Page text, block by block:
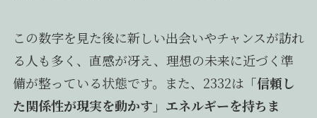
この数字を見た後に新しい出会いやチャンスが訪れ
る人も多く、直感が冴え、理想の未来に近づく準
備が整っている状態です。また、2332は 「信頼し
た関係性が現実を動かす」エネルギーを持ちま